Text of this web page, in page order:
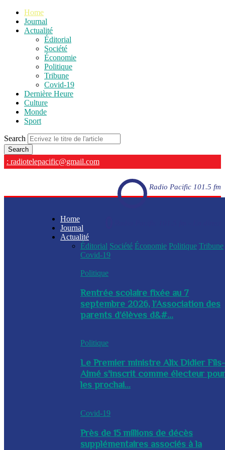
Home
Journal
Actualité
Éditorial
Société
Économie
Politique
Tribune
Covid-19
Dernière Heure
Culture
Monde
Sport
Search
: radiotelepacific@gmail.com
Radio Pacific 101.5 fm
Home
Journal
Actualité
Éditorial Société Économie Politique Tribune
Covid-19
Politique
Rentrée scolaire fixée au 7
septembre 2026, l’Association des
parents d’élèves d&#...
Politique
Le Premier ministre Alix Didier Fils-
Aimé s'inscrit comme électeur
les prochai...
Covid-19
Près de 15 millions de décès
supplémentaires associés à la